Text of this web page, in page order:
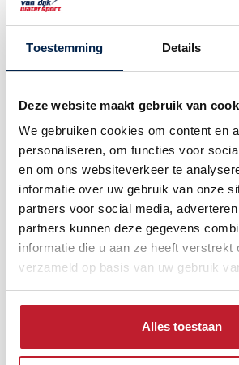
Toestemming Details
Deze website maakt gebruik van
We gebruiken cookies om content en
personaliseren, om functies voor
en om ons websiteverkeer te
informatie over uw gebruik van onze
partners voor social media,
partners kunnen deze gegevens
informatie die u aan ze heeft verstrekt
verzameld op basis van uw gebruik
Alles toestaan
Bekijk
Primeur715 Tender |